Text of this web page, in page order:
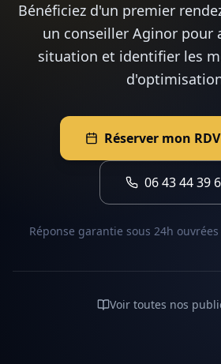
Bénéficiez d'un premier
un conseiller Aginor pour
situation et identifier les
Réserver mon
06 43 44 39
Réponse garantie sous 24h
Voir toutes nos